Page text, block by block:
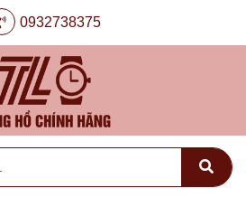
0932738375